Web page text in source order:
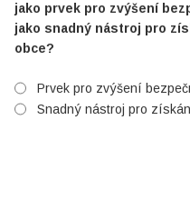
jako prvek pro zvýšení
jako snadný nástroj pro
obce?
Prvek pro zvýšení
Snadný nástroj pro